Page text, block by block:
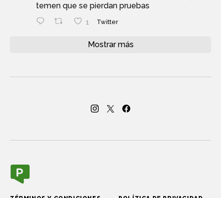
temen que se pierdan pruebas
1 Twitter
Mostrar más